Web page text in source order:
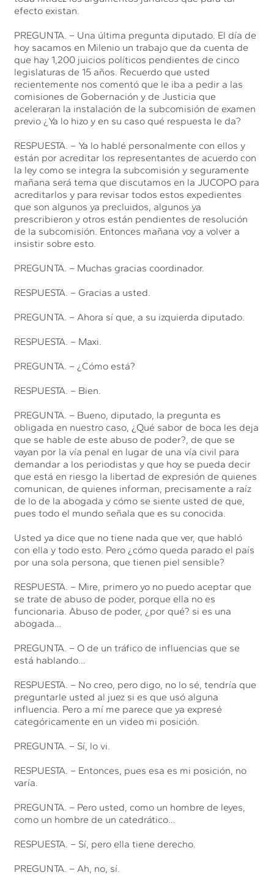
efecto existan.
PREGUNTA. – Una última pregunta diputado. El día de
hoy sacamos en Milenio un trabajo que da cuenta de
que hay 1,200 juicios políticos pendientes de cinco
legislaturas de 15 años. Recuerdo que usted
recientemente nos comentó que le iba a pedir a las
comisiones de Gobernación y de Justicia que
aceleraran la instalación de la subcomisión de examen
previo ¿Ya lo hizo y en su caso qué respuesta le da?
RESPUESTA. – Ya lo hablé personalmente con ellos y
están por acreditar los representantes de acuerdo con
la ley como se integra la subcomisión y seguramente
mañana será tema que discutamos en la JUCOPO para
acreditarlos y para revisar todos estos expedientes
que son algunos ya precluidos, algunos ya
prescribieron y otros están pendientes de resolución
de la subcomisión. Entonces mañana voy a volver a
insistir sobre esto.
PREGUNTA. – Muchas gracias coordinador.
RESPUESTA. – Gracias a usted.
PREGUNTA. – Ahora sí que, a su izquierda diputado.
RESPUESTA. – Maxi.
PREGUNTA. – ¿Cómo está?
RESPUESTA. – Bien.
PREGUNTA. – Bueno, diputado, la pregunta es
obligada en nuestro caso, ¿Qué sabor de boca les deja
que se hable de este abuso de poder?, de que se
vayan por la vía penal en lugar de una vía civil para
demandar a los periodistas y que hoy se pueda decir
que está en riesgo la libertad de expresión de quienes
comunican, de quienes informan, precisamente a raíz
de lo de la abogada y cómo se siente usted de que,
pues todo el mundo señala que es su conocida.
Usted ya dice que no tiene nada que ver, que habló
con ella y todo esto. Pero ¿cómo queda parado el país
por una sola persona, que tienen piel sensible?
RESPUESTA. – Mire, primero yo no puedo aceptar que
se trate de abuso de poder, porque ella no es
funcionaria. Abuso de poder, ¿por qué? si es una
abogada…
PREGUNTA. – O de un tráfico de influencias que se
está hablando…
RESPUESTA. – No creo, pero digo, no lo sé, tendría que
preguntarle usted al juez si es que usó alguna
influencia. Pero a mí me parece que ya expresé
categóricamente en un video mi posición.
PREGUNTA. – Sí, lo vi.
RESPUESTA. – Entonces, pues esa es mi posición, no
varía.
PREGUNTA. – Pero usted, como un hombre de leyes,
como un hombre de un catedrático…
RESPUESTA. – Sí, pero ella tiene derecho.
PREGUNTA. – Ah, no, sí.